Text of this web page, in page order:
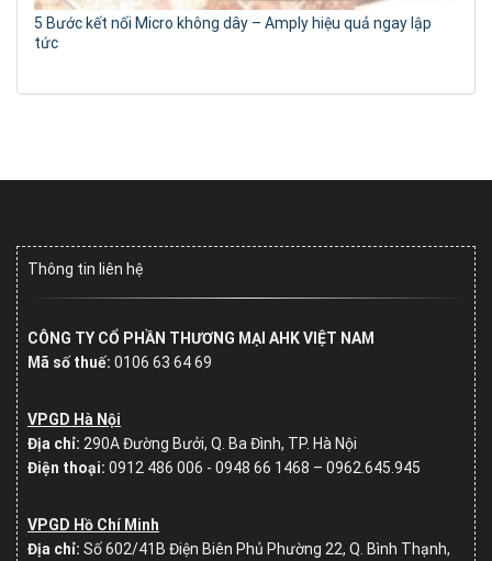
5 Bước kết nối Micro không dây – Amply hiệu quả ngay lập
tức
Thông tin liên hệ
CÔNG TY CỔ PHẦN THƯƠNG MẠI AHK VIỆT NAM
Mã số thuế: 0106 63 64 69
VPGD Hà Nội
Địa chỉ: 290A Đường Bưởi, Q. Ba Đình, TP. Hà Nội
Điện thoại: 0912 486 006 - 0948 66 1468 – 0962.645.945
VPGD Hồ Chí Minh
Địa chỉ: Số602/41B Điện Biên Phủ Phường 22, Q. Bình Thạnh,